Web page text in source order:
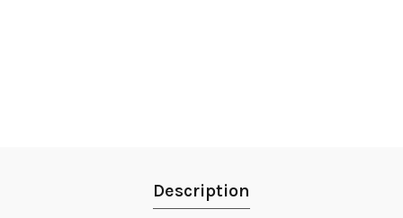
Description